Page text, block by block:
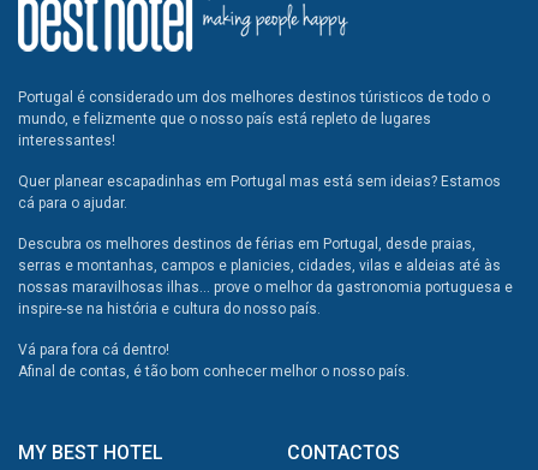
Portugal é considerado um dos melhores destinos túristicos de todo o
mundo, e felizmente que o nosso país está repleto de lugares
interessantes!
Quer planear escapadinhas em Portugal mas está sem ideias? Estamos
cá para o ajudar.
Descubra os melhores destinos de férias em Portugal, desde praias,
serras e montanhas, campos e planicies, cidades, vilas e aldeias até às
nossas maravilhosas ilhas... prove o melhor da gastronomia portuguesa e
inspire-se na história e cultura do nosso país.
Vá para fora cá dentro!
Afinal de contas, é tão bom conhecer melhor o nosso país.
MY BEST HOTEL CONTACTOS